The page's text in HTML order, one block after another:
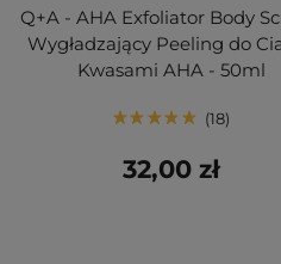
Q+A - AHA Exfoliator Body
Wygładzający Peeling do
Kwasami AHA - 50ml
18
32,00 zł